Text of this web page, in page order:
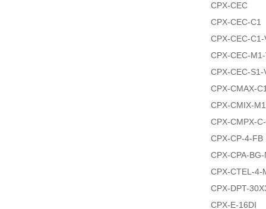
CPX-CEC
CPX-CEC-C1
CPX-CEC-C1-
CPX-CEC-
CPX-CEC-S1-
CPX-CMAX-
CPX-CMIX-
CPX-CMPX-
CPX-CP-4-FB
CPX-CPA-
CPX-CTEL-4-
CPX-DPT-
CPX-E-16DI